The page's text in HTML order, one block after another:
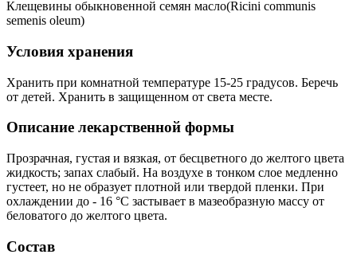
Клещевины обыкновенной семян масло(Ricini communis
semenis oleum)
Условия хранения
Хранить при комнатной температуре 15-25 градусов. Беречь
от детей. Хранить в защищенном от света месте.
Описание лекарственной формы
Прозрачная, густая и вязкая, от бесцветного до желтого цвета
жидкость; запах слабый. На воздухе в тонком слое медленно
густеет, но не образует плотной или твердой пленки. При
охлаждении до - 16 °С застывает в мазеобразную массу от
беловатого до желтого цвета.
Состав